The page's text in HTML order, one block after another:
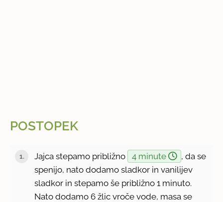
POSTOPEK
Jajca stepamo približno 4 minute
, da se
spenijo, nato dodamo sladkor in vanilijev
sladkor in stepamo še približno 1 minuto.
Nato dodamo 6 žlic vroče vode, masa se